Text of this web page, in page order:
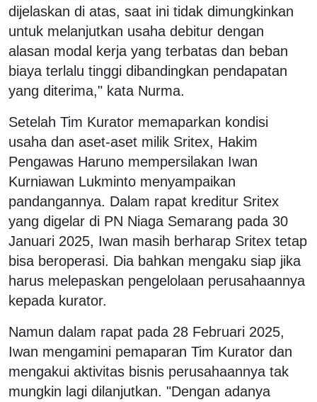
dijelaskan di atas, saat ini tidak dimungkinkan
untuk melanjutkan usaha debitur dengan
alasan modal kerja yang terbatas dan beban
biaya terlalu tinggi dibandingkan pendapatan
yang diterima," kata Nurma.
Setelah Tim Kurator memaparkan kondisi
usaha dan aset-aset milik Sritex, Hakim
Pengawas Haruno mempersilakan Iwan
Kurniawan Lukminto menyampaikan
pandangannya. Dalam rapat kreditur Sritex
yang digelar di PN Niaga Semarang pada 30
Januari 2025, Iwan masih berharap Sritex tetap
bisa beroperasi. Dia bahkan mengaku siap jika
harus melepaskan pengelolaan perusahaannya
kepada kurator.
Namun dalam rapat pada 28 Februari 2025,
Iwan mengamini pemaparan Tim Kurator dan
mengakui aktivitas bisnis perusahaannya tak
mungkin lagi dilanjutkan. "Dengan adanya